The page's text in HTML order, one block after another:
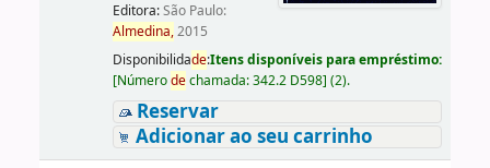
Editora:São Paulo:
Almedina,2015
Disponibilidade:Itens disponíveis para empréstimo:
[Númerodechamada:342.2 D598] (2).
Reservar
Adicionar ao seu carrinho